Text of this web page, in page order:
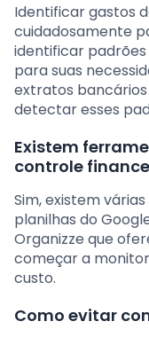
Identificar gastos
cuidadosamente
identificar
para suas
extratos
detectar esses
Existem
controle
Sim, existem
planilhas do
Organizze que
começar a
custo.
Como evitar